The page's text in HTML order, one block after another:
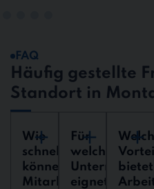
FAQ
Häufig gestellte
Standort in
Wie
schnell
können
Mitarbeiter
Für
welche
Unternehmen
eignet
bietet